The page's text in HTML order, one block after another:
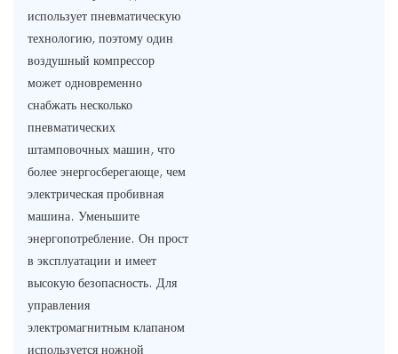
использует пневматическую
технологию, поэтому один
воздушный компрессор
может одновременно
снабжать несколько
пневматических
штамповочных машин, что
более энергосберегающе, чем
электрическая пробивная
машина. Уменьшите
энергопотребление. Он прост
в эксплуатации и имеет
высокую безопасность. Для
управления
электромагнитным клапаном
используется ножной